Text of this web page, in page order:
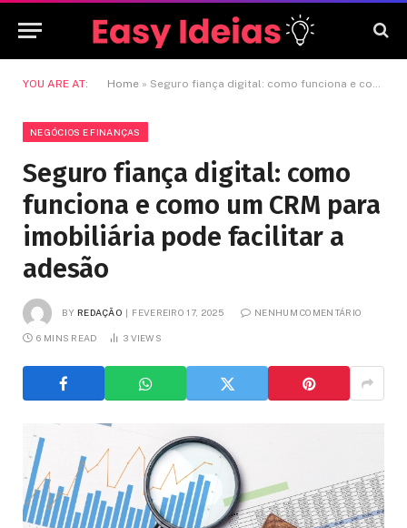
YOU ARE AT: Home » Seguro fiança digital: como funciona e como um CRM para imobiliária pode facilitar a adesão
NEGÓCIOS E FINANÇAS
Seguro fiança digital: como
funciona e como um CRM para
imobiliária pode facilitar a
adesão
BY REDAÇÃO FEVEREIRO 17, 2025 NENHUM COMENTÁRIO
6 MINS READ 3 VIEWS